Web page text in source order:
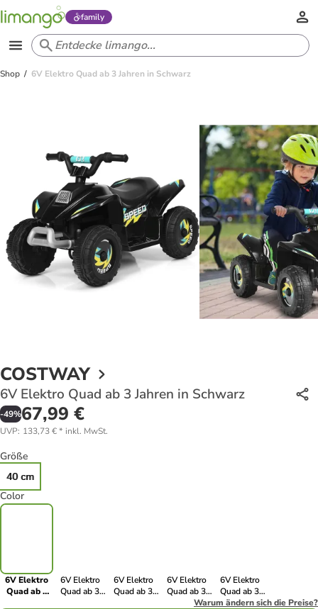
family
Shop 6V Elektro Quad ab 3 Jahren in Schwarz
COSTWAY
6V Elektro Quad ab 3 Jahren in Schwarz
-49%67,99 €
UVP: 133,73 €* inkl. MwSt.
Größe
40 cm
Color
6V Elektro
Quad ab 3
6V Elektro
Quad ab 3
6V Elektro
Quad ab 3
6V Elektro
Quad ab 3
Jahren in Blau
6V Elektro
Quad ab 3
Jahren in
Warum ändern sich die Preise?